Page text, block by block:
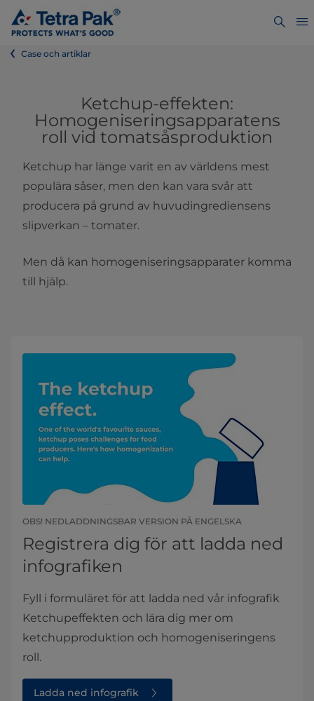
Case och artiklar
Ketchup-effekten:
Homogeniseringsapparatens
roll vid tomatsåsproduktion
Ketchup har länge varit en av världens mest
populära såser, men den kan vara svår att
producera på grund av huvudingrediensens
slipverkan – tomater.
Men då kan homogeniseringsapparater komma
till hjälp.
OBS! NEDLADDNINGSBAR VERSION PÅ ENGELSKA​
Registrera dig för att ladda ned
infografiken
Fyll i formuläret för att ladda ned vår infografik
Ketchupeffekten och lära dig mer om
ketchupproduktion och homogeniseringens
roll.
Ladda ned infografik